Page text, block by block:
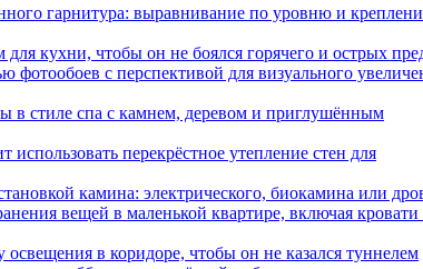
гарнитура: выравнивание по уровню и
кухни, чтобы он не боялся горячего и острых
с перспективой для визуального
в стиле спа с камнем, деревом и приглушённым
использовать перекрёстное утепление стен для
камина: электрического, биокамина или
вещей в маленькой квартире, включая кровати
освещения в коридоре, чтобы он не казался туннелем